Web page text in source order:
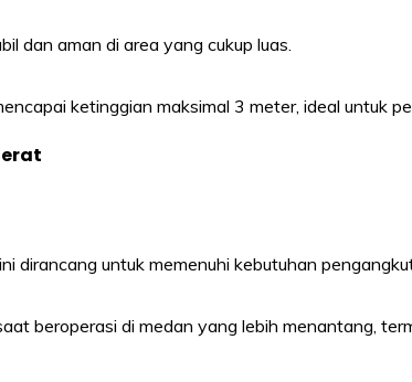
dan aman di area yang cukup luas.
ketinggian maksimal 3 meter, ideal untuk
dirancang untuk memenuhi kebutuhan
beroperasi di medan yang lebih menantang,